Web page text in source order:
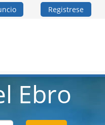
Registrese
Ebro